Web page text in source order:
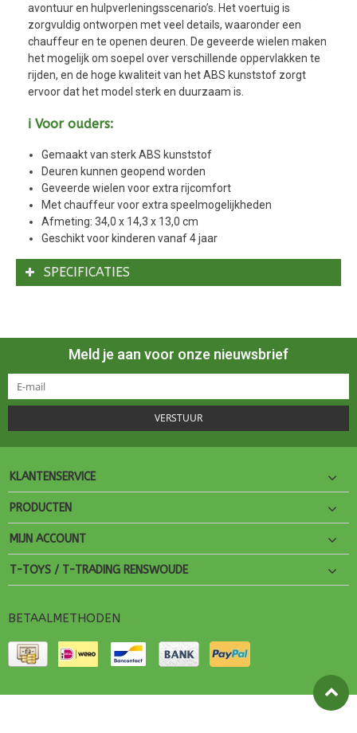
avontuur en hulpverleningsscenario’s. Het voertuig is
zorgvuldig ontworpen met veel details, waaronder een
chauffeur en te openen deuren. De geveerde wielen maken
het mogelijk om soepel over verschillende oppervlakken te
rijden, en de hoge kwaliteit van het ABS kunststof zorgt
ervoor dat het model sterk en duurzaam is.
ℹ️ Voor ouders:
Gemaakt van sterk ABS kunststof
Deuren kunnen geopend worden
Geveerde wielen voor extra rijcomfort
Met chauffeur voor extra speelmogelijkheden
Afmeting: 34,0 x 14,3 x 13,0 cm
Geschikt voor kinderen vanaf 4 jaar
SPECIFICATIES
Meld je aan voor onze nieuwsbrief
VERSTUUR
KLANTENSERVICE
PRODUCTEN
MIJN ACCOUNT
T-TOYS / T-TRADING RENSWOUDE
BETAALMETHODEN